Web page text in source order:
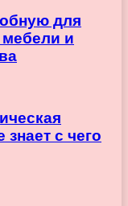
для
и
знает с чего